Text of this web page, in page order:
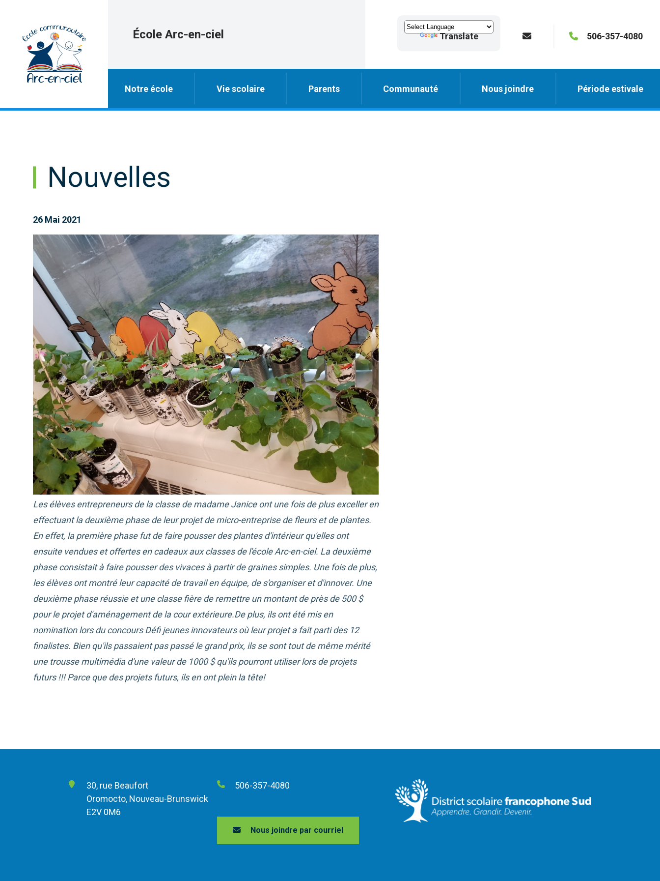
École Arc-en-ciel Translate 506-357-4080
Notre école Vie scolaire Parents Communauté Nous joindre Période estivale
Nouvelles
26 Mai 2021
Les élèves entrepreneurs de la classe de madame Janice ont une fois de plus exceller en
effectuant la deuxième phase de leur projet de micro-entreprise de fleurs et de plantes.
En effet, la première phase fut de faire pousser des plantes d'intérieur qu'elles ont
ensuite vendues et offertes en cadeaux aux classes de l'école Arc-en-ciel. La deuxième
phase consistait à faire pousser des vivaces à partir de graines simples. Une fois de plus,
les élèves ont montré leur capacité de travail en équipe, de s'organiser et d'innover. Une
deuxième phase réussie et une classe fière de remettre un montant de près de 500 $
pour le projet d'aménagement de la cour extérieure.De plus, ils ont été mis en
nomination lors du concours Défi jeunes innovateurs où leur projet a fait parti des 12
finalistes. Bien qu'ils passaient pas passé le grand prix, ils se sont tout de même mérité
une trousse multimédia d'une valeur de 1000 $ qu'ils pourront utiliser lors de projets
futurs !!!Parce que des projets futurs, ils en ont plein la tête!
30, rue Beaufort
Oromocto, Nouveau-Brunswick
E2V 0M6
506-357-4080
Nous joindre par courriel